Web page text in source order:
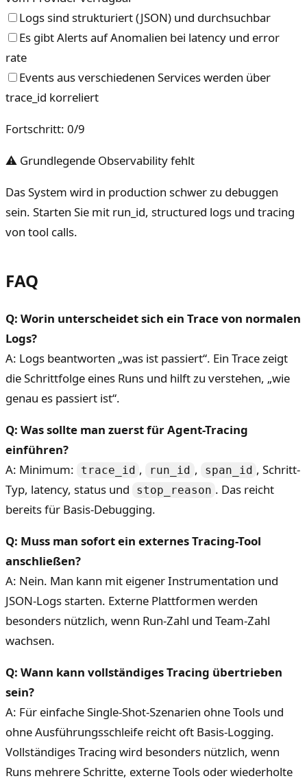
Logs sind strukturiert (JSON) und durchsuchbar
Es gibt Alerts auf Anomalien bei latency und error
rate
Events aus verschiedenen Services werden über
trace_id korreliert
Fortschritt: 0/9
⚠ Grundlegende Observability fehlt
Das System wird in production schwer zu debuggen
sein. Starten Sie mit run_id, structured logs und tracing
von tool calls.
FAQ
Q: Worin unterscheidet sich ein Trace von normalen
Logs?
A: Logs beantworten „was ist passiert“. Ein Trace zeigt
die Schrittfolge eines Runs und hilft zu verstehen, „wie
genau es passiert ist“.
Q: Was sollte man zuerst für Agent-Tracing
einführen?
A: Minimum:
trace_id , run_id , span_id , Schritt-
Typ, latency, status und
stop_reason . Das reicht
bereits für Basis-Debugging.
Q: Muss man sofort ein externes Tracing-Tool
anschließen?
A: Nein. Man kann mit eigener Instrumentation und
JSON-Logs starten. Externe Plattformen werden
besonders nützlich, wenn Run-Zahl und Team-Zahl
wachsen.
Q: Wann kann vollständiges Tracing übertrieben
sein?
A: Für einfache Single-Shot-Szenarien ohne Tools und
ohne Ausführungsschleife reicht oft Basis-Logging.
Vollständiges Tracing wird besonders nützlich, wenn
Runs mehrere Schritte, externe Tools oder wiederholte